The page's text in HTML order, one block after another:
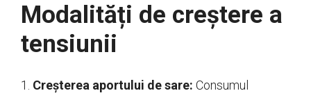
Modalități de creștere a
tensiunii
1. Creșterea aportului de sare: Consumul